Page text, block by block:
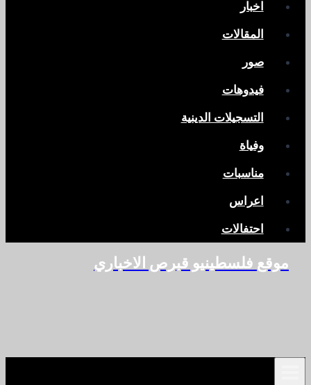
اخبار
المقالات
صور
فيدوهات
التسجيلات الدينية
وفياة
مناسبات
اعراس
احتفالات
موقع فلسطينيو قبرص الاخباري